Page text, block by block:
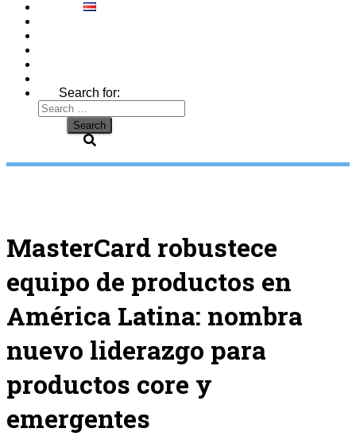
Search for:
MasterCard robustece
equipo de productos en
América Latina: nombra
nuevo liderazgo para
productos core y
emergentes